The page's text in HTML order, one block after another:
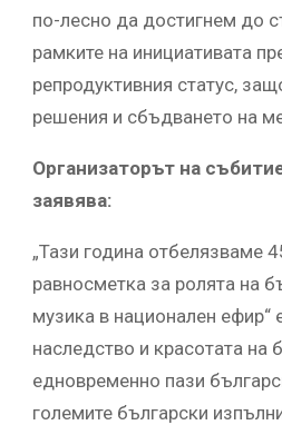
по-лесно да достигнем до
рамките на инициативата
репродуктивния статус,
решения и сбъдването на
Организаторът на
заявява:
„Тази година отбелязваме
равносметка за ролята на
музика в национален ефир“
наследство и красотата на
едновременно пази
големите български